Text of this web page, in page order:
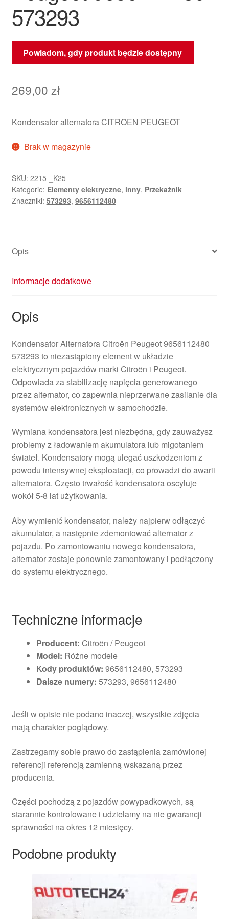
573293
Powiadom, gdy produkt będzie dostępny
269,00 zł
Kondensator alternatora CITROEN PEUGEOT
Brak w magazynie
SKU: 2215-_K25
Kategorie: Elementy elektryczne, inny, Przekaźnik
Znaczniki: 573293, 9656112480
Opis
Informacje dodatkowe
Opis
Kondensator Alternatora Citroën Peugeot 9656112480
573293 to niezastąpiony element w układzie
elektrycznym pojazdów marki Citroën i Peugeot.
Odpowiada za stabilizację napięcia generowanego
przez alternator, co zapewnia nieprzerwane zasilanie dla
systemów elektronicznych w samochodzie.
Wymiana kondensatora jest niezbędna, gdy zauważysz
problemy z ładowaniem akumulatora lub migotaniem
świateł. Kondensatory mogą ulegać uszkodzeniom z
powodu intensywnej eksploatacji, co prowadzi do awarii
alternatora. Często trwałość kondensatora oscyluje
wokół 5-8 lat użytkowania.
Aby wymienić kondensator, należy najpierw odłączyć
akumulator, a następnie zdemontować alternator z
pojazdu. Po zamontowaniu nowego kondensatora,
alternator zostaje ponownie zamontowany i podłączony
do systemu elektrycznego.
Techniczne informacje
Producent: Citroën / Peugeot
Model: Różne modele
Kody produktów: 9656112480, 573293
Dalsze numery: 573293, 9656112480
Jeśli w opisie nie podano inaczej, wszystkie zdjęcia
mają charakter poglądowy.
Zastrzegamy sobie prawo do zastąpienia zamówionej
referencji referencją zamienną wskazaną przez
producenta.
Części pochodzą z pojazdów powypadkowych, są
starannie kontrolowane i udzielamy na nie gwarancji
sprawności na okres 12 miesięcy.
Podobne produkty